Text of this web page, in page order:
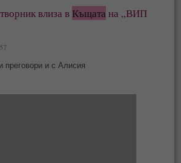
влиза в Къщата на „ВИП
преговори и с Алисия